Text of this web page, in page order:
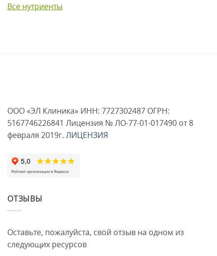
Все нутриенты
ООО «ЭЛ Клиника» ИНН: 7727302487 ОГРН:
5167746226841 Лицензия № ЛО-77-01-017490 от 8
февраля 2019г. ЛИЦЕНЗИЯ
ОТЗЫВЫ
Оставьте, пожалуйста, свой отзыв на одном из
следующих ресурсов